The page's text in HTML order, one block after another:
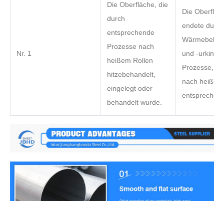
Nr. 1
Die Oberfläche, die
durch
entsprechende
Prozesse nach
heißem Rollen
hitzebehandelt,
eingelegt oder
behandelt wurde.
Die
endete durch
und -urking
Prozesse,
nach
entsprechen.